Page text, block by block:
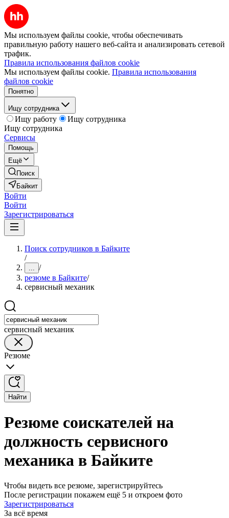
Мы используем файлы cookie, чтобы обеспечивать
правильную работу нашего веб-сайта и анализировать сетевой
трафик.
Правила использования файлов cookie
Мы используем файлы cookie. Правила использования
файлов cookie
Понятно
Ищу сотрудника
Ищу работу
Ищу сотрудника
Ищу сотрудника
Сервисы
Помощь
Ещё
Поиск
Байкит
Войти
Войти
Зарегистрироваться
Поиск сотрудников в Байките
/
... /
резюме в Байките/
сервисный механик
сервисный механик
Резюме
Найти
Резюме соискателей на
должность сервисного
механика в Байките
Чтобы видеть все резюме, зарегистрируйтесь
После регистрации покажем ещё 5 и откроем фото
Зарегистрироваться
За всё время